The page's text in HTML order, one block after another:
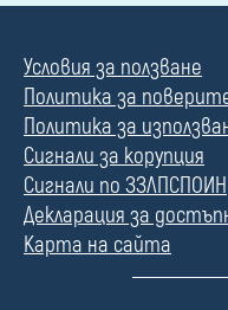
Условия за ползване
Политика за
Политика за
Сигнали за корупция
Сигнали по ЗЗЛПСПОИН
Декларация за
Карта на сайта